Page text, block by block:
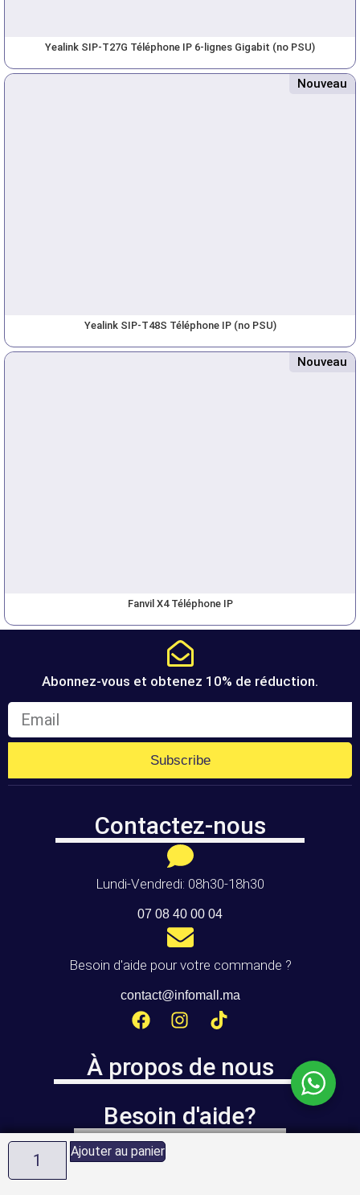
Ajouter au panier
Yealink SIP-T27G Téléphone IP 6-lignes Gigabit (no PSU)
Nouveau
Yealink SIP-T48S Téléphone IP (no PSU)
Nouveau
Fanvil X4 Téléphone IP
Abonnez-vous et obtenez 10% de réduction.
Subscribe
Contactez-nous
Lundi-Vendredi: 08h30-18h30
07 08 40 00 04
Besoin d'aide pour votre commande ?
contact@infomall.ma
À propos de nous
Besoin d'aide?